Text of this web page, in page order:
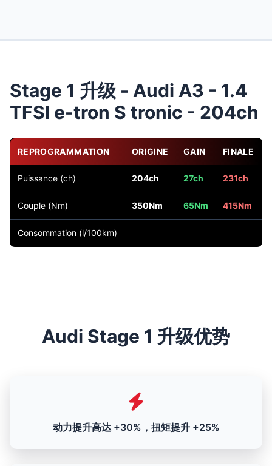
Stage 1 升级 - Audi A3 - 1.4
TFSI e-tron S tronic - 204ch
REPROGRAMMATION ORIGINE GAIN FINALE
Puissance (ch) 204ch 27ch 231ch
Couple (Nm) 350Nm 65Nm 415Nm
Consommation (l/100km)
Audi Stage 1 升级优势
动力提升高达 +30%，扭矩提升 +25%